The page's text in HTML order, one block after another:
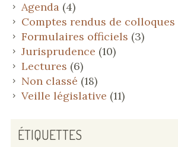
Agenda(4)
Comptes rendus de colloques
Formulaires officiels (3)
Jurisprudence (10)
Lectures (6)
Non classé (18)
Veille législative (11)
ÉTIQUETTES